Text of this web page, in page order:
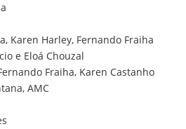
Karen Harley, Fernando Fraiha
e Eloá Chouzal
Fraiha, Karen Castanho
AMC